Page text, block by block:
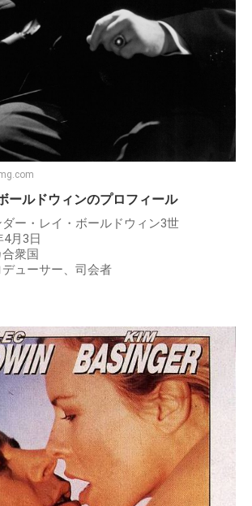
ールドウィンのプロフィール
ー・レイ・ボールドウィン3世
月3日
衆国
ューサー、司会者